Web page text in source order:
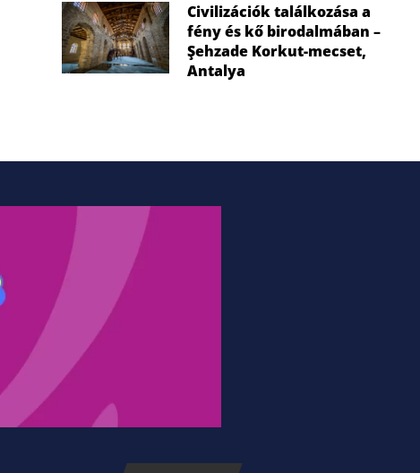
Civilizációk találkozása a
fény és kő birodalmában –
Şehzade Korkut-mecset,
Antalya